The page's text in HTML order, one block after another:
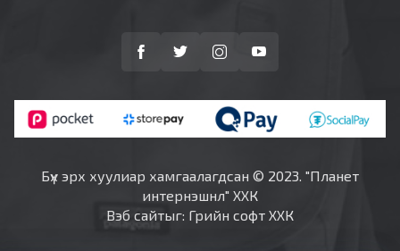
Бүх эрх хуулиар хамгаалагдсан © 2023. "Планет
интернэшнл" ХХК
Вэб сайтыг: Грийн софт ХХК